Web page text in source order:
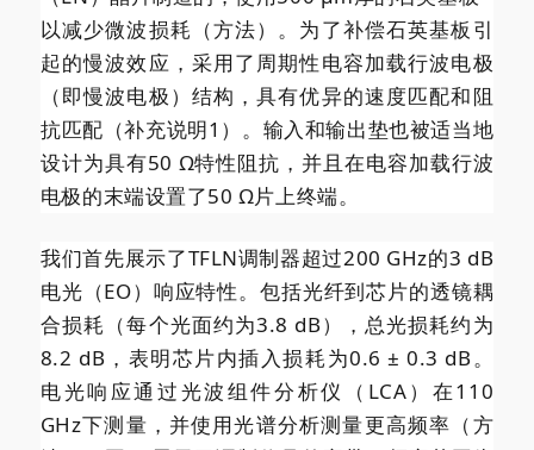
以减少微波损耗（方法）。为了补偿石英基板引
起的慢波效应，采用了周期性电容加载行波电极
（即慢波电极）结构，具有优异的速度匹配和阻
抗匹配（补充说明1）。输入和输出垫也被适当地
设计为具有50 Ω特性阻抗，并且在电容加载行波
电极的末端设置了50 Ω片上终端。
我们首先展示了TFLN调制器超过200 GHz的3 dB
电光（EO）响应特性。包括光纤到芯片的透镜耦
合损耗（每个光面约为3.8 dB），总光损耗约为
8.2 dB，表明芯片内插入损耗为0.6 ± 0.3 dB。
电光响应通过光波组件分析仪（LCA）在110
GHz下测量，并使用光谱分析测量更高频率（方